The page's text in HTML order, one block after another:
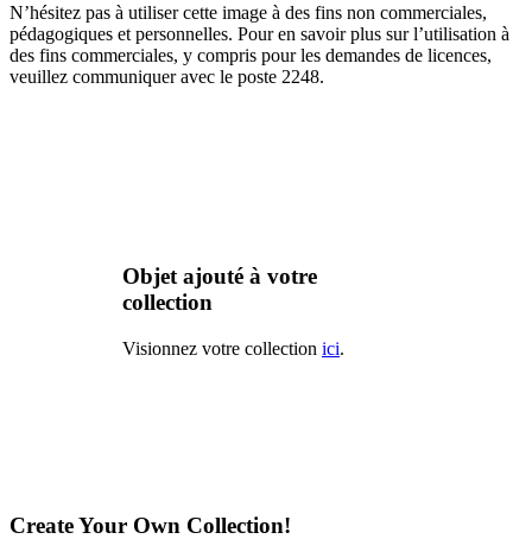
N’hésitez pas à utiliser cette image à des fins non commerciales,
pédagogiques et personnelles. Pour en savoir plus sur l’utilisation à
des fins commerciales, y compris pour les demandes de licences,
veuillez communiquer avec le poste 2248.
Objet ajouté à votre
collection
Visionnez votre collection ici.
Create Your Own Collection!